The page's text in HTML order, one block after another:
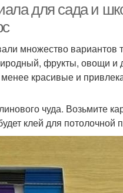
Поделки из баклажанов
Поделки для любимых
мам
Сладкая поделка
для сада и
множество вариантов
фрукты, овощи и
красивые и
чуда. Возьмите
клей для потолочной